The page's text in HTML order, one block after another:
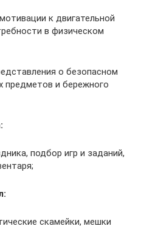
к двигательной
в физическом
о безопасном
предметов и бережного
подбор игр и заданий,
скамейки, мешки